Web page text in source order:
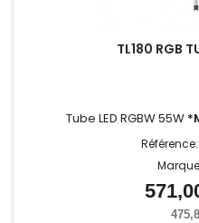
TL180 RGB
Tube LED RGBW 55W
Référence: